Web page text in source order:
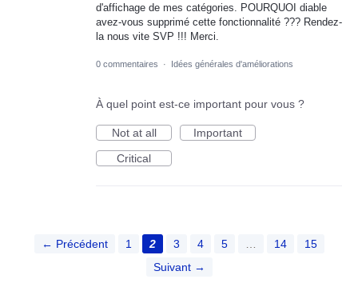
d'affichage de mes catégories. POURQUOI diable
avez-vous supprimé cette fonctionnalité ??? Rendez-
la nous vite SVP !!! Merci.
0 commentaires · Idées générales d'améliorations
À quel point est-ce important pour vous ?
Not at all
Important
Critical
← Précédent 1 2 3 4 5 14
15
Suivant →